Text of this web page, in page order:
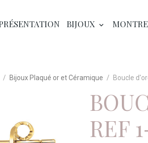
BIJOUX
Bijoux Plaqué or et Céramique Boucle
REF